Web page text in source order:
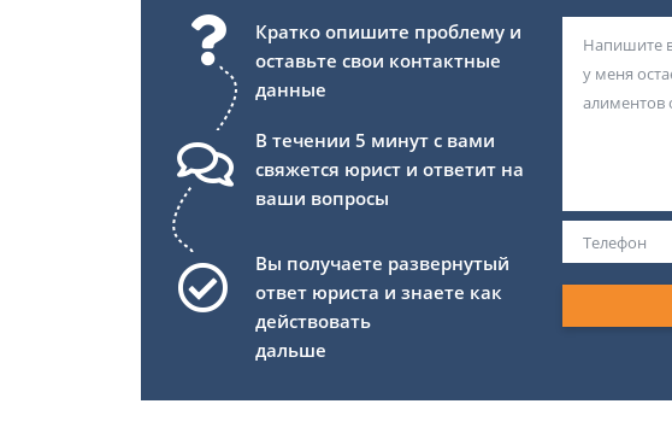
Кратко опишите проблему и
оставьте свои контактные
данные
В течении 5 минут с вами
свяжется юрист и ответит на
ваши вопросы
Вы получаете развернутый
ответ юриста и знаете как
действовать
дальше